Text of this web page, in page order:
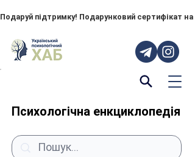
Подаруй підтримку! Подарунковий сертифікат
Психологічна енкциклопедія